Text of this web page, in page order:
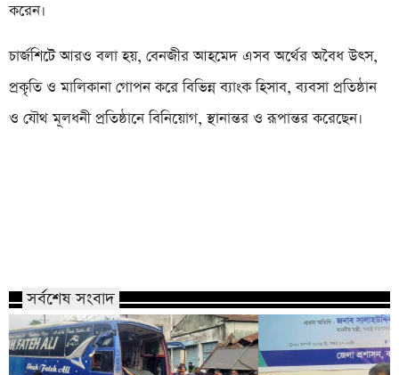
করেন।
‎‎চার্জশিটে আরও বলা হয়, বেনজীর আহমেদ এসব অর্থের অবৈধ উৎস,
প্রকৃতি ও মালিকানা গোপন করে বিভিন্ন ব্যাংক হিসাব, ব্যবসা প্রতিষ্ঠান
ও যৌথ মূলধনী প্রতিষ্ঠানে বিনিয়োগ, স্থানান্তর ও রূপান্তর করেছেন।
সর্বশেষ সংবাদ